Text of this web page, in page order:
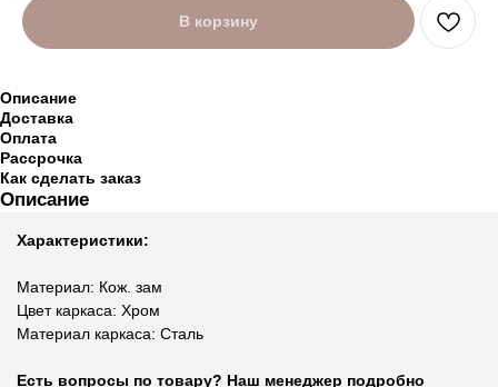
В корзину
Описание
Доставка
Оплата
Рассрочка
Как сделать заказ
Описание
Характеристики:
Материал: Кож. зам
Цвет каркаса: Хром
Материал каркаса: Сталь
Есть вопросы по товару? Наш менеджер подробно